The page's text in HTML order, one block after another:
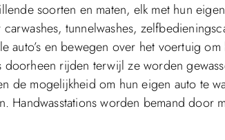
soorten en maten, elk met hun
tunnelwashes,
en bewegen over het voertuig om
doorheen rijden terwijl ze worden
de mogelijkheid om hun eigen auto te
Handwasstations worden bemand door